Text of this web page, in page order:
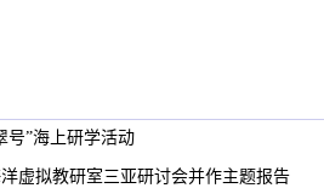
号”海上研学活动
虚拟教研室三亚研讨会并作主题报告